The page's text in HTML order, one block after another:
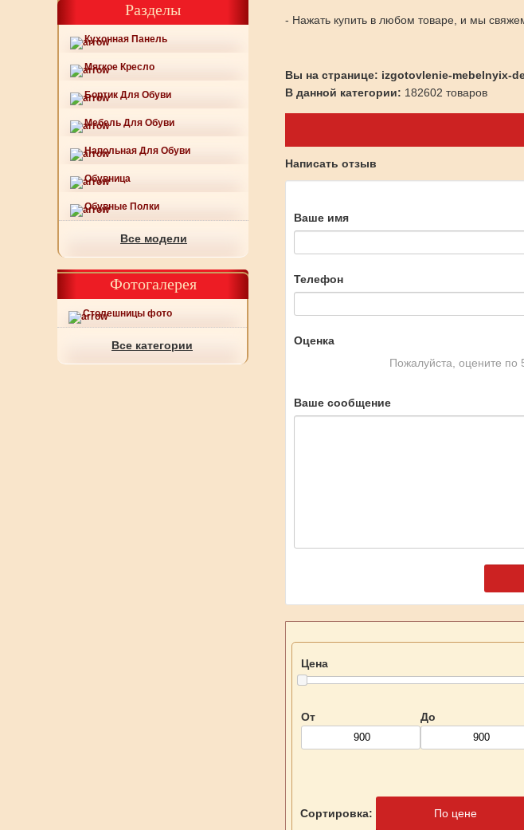
Разделы
Кухонная Панель
Мягкое Кресло
Бортик Для Обуви
Мебель Для Обуви
Напольная Для Обуви
Обувница
Обувные Полки
Все модели
Фотогалерея
Столешницы фото
Все категории
- Нажать купить в любом товаре, и мы
Вы на странице: izgotovlenie-mebelnyix-
В данной категории: 182602 товаров
Написать отзыв
Ваше имя
Телефон
Оценка
Пожалуйста, оцените по
Ваше сообщение
Цена
От До
Сортировка: По цене